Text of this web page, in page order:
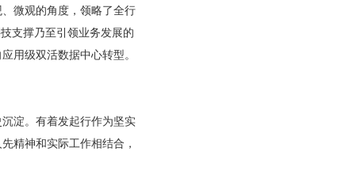
微观的角度，领略了全行
支撑乃至引领业务发展的
用级双活数据中心转型。
淀。有着发起行作为坚实
精神和实际工作相结合，